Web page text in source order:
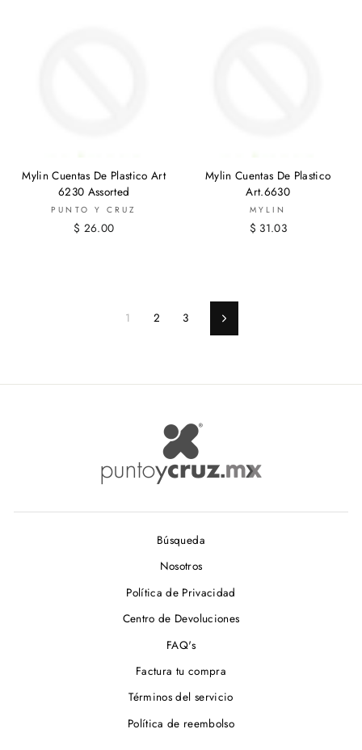
Mylin Cuentas De Plastico Art
6230 Assorted
PUNTO Y CRUZ
$ 26.00
Mylin Cuentas De Plastico
Art.6630
MYLIN
$ 31.03
1 2 3 Siguiente
Búsqueda
Nosotros
Política de Privacidad
Centro de Devoluciones
FAQ's
Factura tu compra
Términos del servicio
Política de reembolso